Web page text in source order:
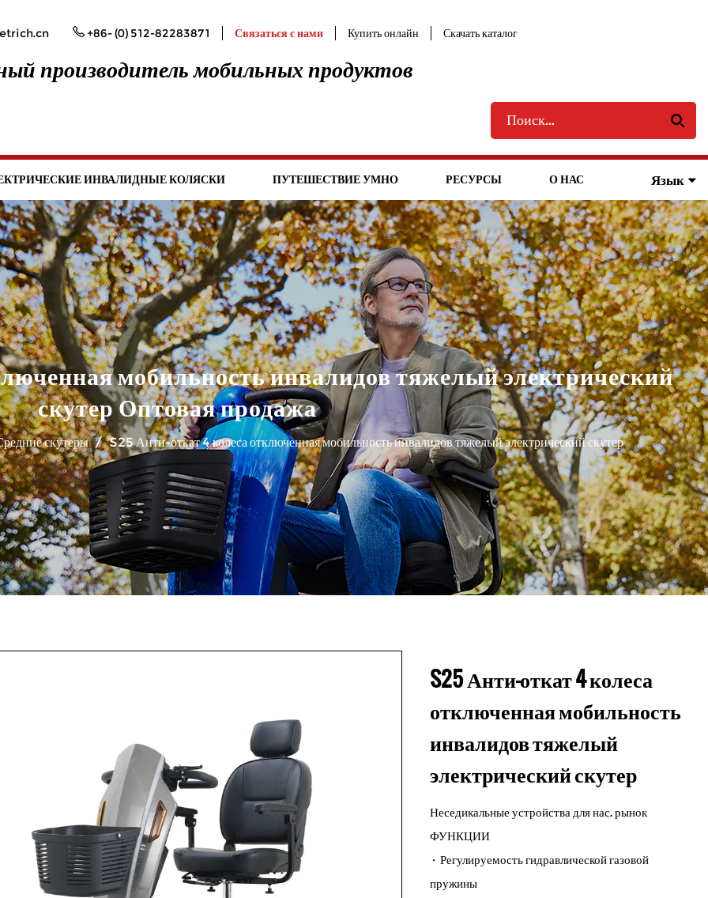
+86- (0) 512-82283871 Связаться с нами Купить онлайн Скачать каталог
производитель мобильных продуктов
ИНВАЛИДНЫЕ КОЛЯСКИ ПУТЕШЕСТВИЕ УМНО РЕСУРСЫ О НАС Язык
мобильность инвалидов тяжелый электрический
скутер Оптовая продажа
скутеры / S25 Анти-откат 4 колеса отключенная мобильность инвалидов тяжелый электрический скутер
S25 Анти-откат 4 колеса
отключенная мобильность
инвалидов тяжелый
электрический скутер
Неседикальные устройства для нас. рынок
ФУНКЦИИ
· Регулируемость гидравлической газовой
пружины